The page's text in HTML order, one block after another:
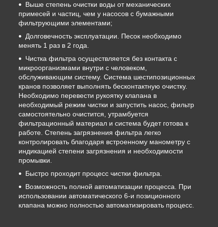
Выше степень очистки воды от механических
примесей и частиц, чем у насосов с бумажными
фильтрующими элементами;
Долговечность эксплуатации. Песок необходимо
менять 1 раз в 2 года.
Чистка фильтра осуществляется без контакта с
микроорганизмами внутри с человеком,
обслуживающим систему. Система шестипозиционных
кранов позволяет выполнять бесконтактную очистку.
Необходимо перевести рукоятку клапана в
необходимый режим чистки и запустить насос, фильтр
самостоятельно очистится, утрамбуется
фильтрационный материал и система будет готова к
работе. Степень загрязнения фильтра легко
контролировать благодаря встроенному манометру с
индикацией степени загрязнения и необходимости
промывки.
Быстро проходит процесс чистки фильтра.
Возможность полной автоматизации процесса. При
использовании автоматического 6-и позиционного
клапана можно полностью автоматизировать процесс.